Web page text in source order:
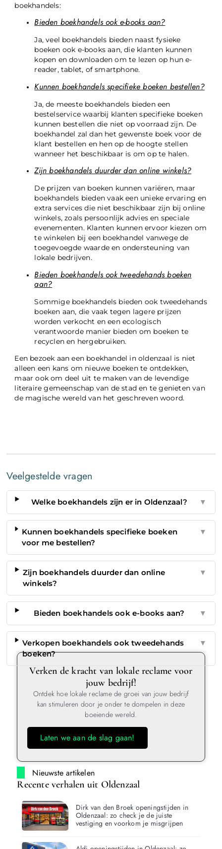
boekhandels:
Bieden boekhandels ook e-books aan?
Ja, veel boekhandels bieden naast fysieke
boeken ook e-books aan, die klanten kunnen
kopen en downloaden om te lezen op hun e-
reader, tablet, of smartphone.
Kunnen boekhandels specifieke boeken bestellen?
Ja, de meeste boekhandels bieden een
bestelservice waarbij klanten specifieke boeken
kunnen bestellen die niet op voorraad zijn. De
boekhandel zal dan het gewenste boek voor de
klant bestellen en hen op de hoogte stellen
wanneer het beschikbaar is om op te halen.
Zijn boekhandels duurder dan online winkels?
De prijzen van boeken kunnen variëren, maar
boekhandels bieden vaak een unieke ervaring en
extra services die niet beschikbaar zijn bij online
winkels, zoals persoonlijk advies en speciale
evenementen. Klanten kunnen ervoor kiezen om
te winkelen bij een boekhandel vanwege de
toegevoegde waarde en ondersteuning van
lokale bedrijven.
Bieden boekhandels ook tweedehands boeken
aan?
Sommige boekhandels bieden ook tweedehands
boeken aan, die vaak tegen lagere prijzen
worden verkocht en een ecologisch
verantwoorde manier bieden om boeken te
recyclen en hergebruiken.
Een bezoek aan een boekhandel in oldenzaal is niet
alleen een kans om nieuwe boeken te ontdekken,
maar ook om deel uit te maken van de levendige
literaire gemeenschap van de stad en te genieten van
de magische wereld van het geschreven woord.
Veelgestelde vragen
Welke boekhandels zijn er in Oldenzaal? ▼
Kunnen boekhandels specifieke boeken
voor me bestellen?
▼
Zijn boekhandels duurder dan online
winkels?
▼
Bieden boekhandels ook e-books aan? ▼
Verkopen boekhandels ook tweedehands
boeken?
▼
Verken de kracht van lokale reclame voor
jouw bedrijf!
Ontdek hoe lokale reclame de groei van jouw bedrijf
kan stimuleren door je onder te dompelen in deze
boeiende wereld.
Laten we aan de slag gaan!
Nieuwste artikelen
Recente verhalen uit Oldenzaal
Dirk van den Broek openingstijden in
Oldenzaal: zo check je de juiste
vestiging en voorkom je misgrijpen